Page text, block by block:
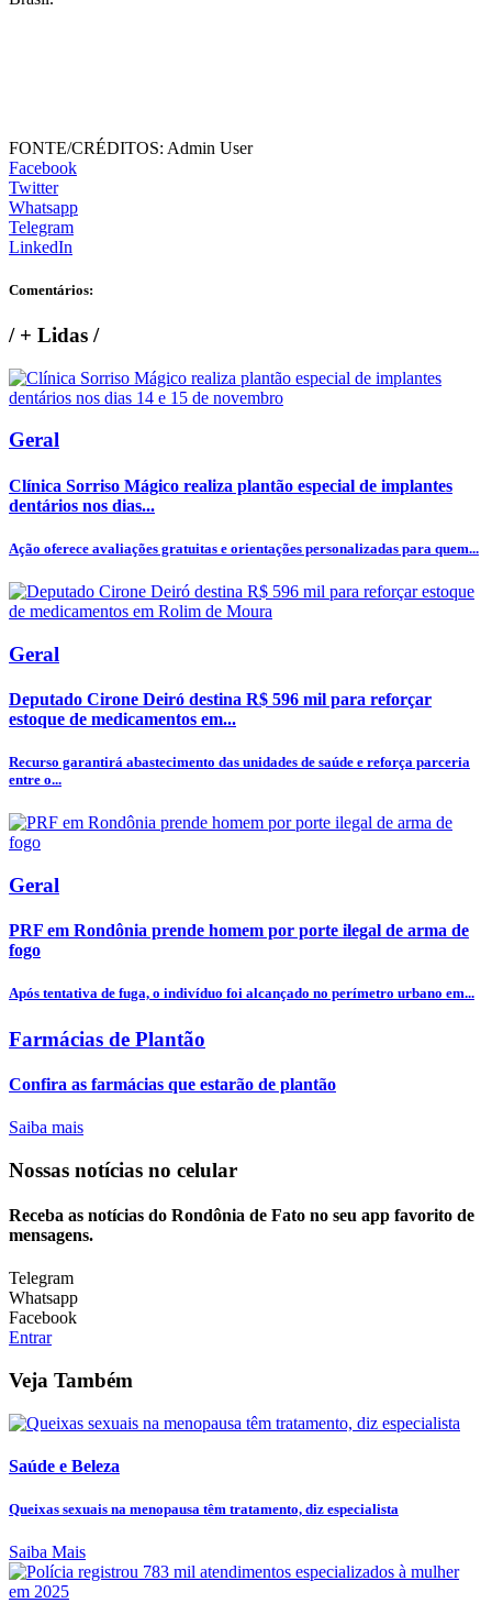
FONTE/CRÉDITOS: Admin User
Facebook
Twitter
Whatsapp
Telegram
LinkedIn
Comentários:
/+ Lidas /
Geral
Clínica Sorriso Mágico realiza plantão especial de implantes
dentários nos dias...
Ação oferece avaliações gratuitas e orientações personalizadas para quem...
Geral
Deputado Cirone Deiró destina R$ 596 mil para reforçar
estoque de medicamentos em...
Recurso garantirá abastecimento das unidades de saúde e reforça parceria
entre o...
Geral
PRF em Rondônia prende homem por porte ilegal de arma de
fogo
Após tentativa de fuga, o indivíduo foi alcançado no perímetro urbano em...
Farmácias de Plantão
Confira as farmácias que estarão de plantão
Saiba mais
Nossas notícias no celular
Receba as notícias do Rondônia de Fato no seu app favorito de
mensagens.
Telegram
Whatsapp
Facebook
Entrar
Veja Também
Saúde e Beleza
Queixas sexuais na menopausa têm tratamento, diz especialista
Saiba Mais